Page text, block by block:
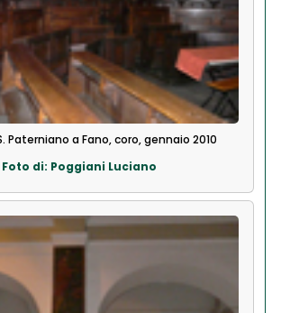
Paterniano a Fano, coro, gennaio 2010
Foto di: Poggiani Luciano